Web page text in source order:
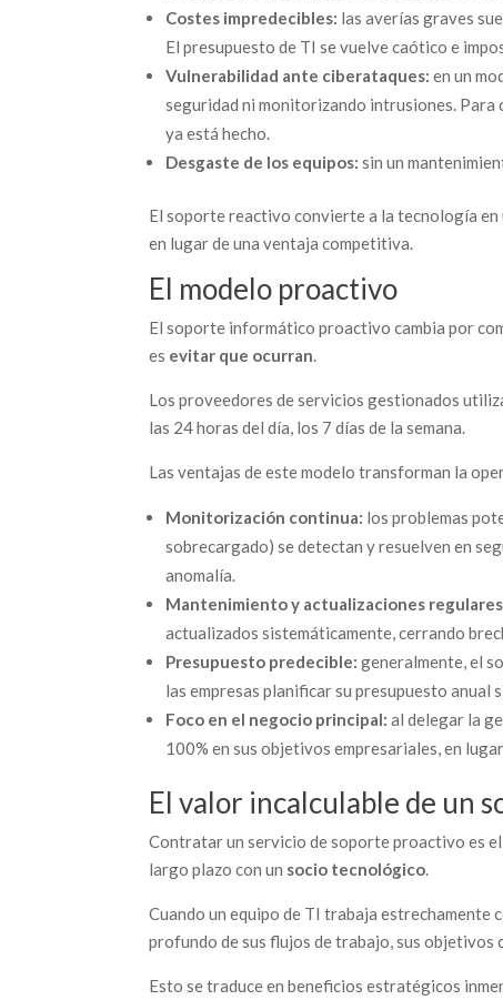
Costes impredecibles: las averías graves
El presupuesto de TI se vuelve caótico e
Vulnerabilidad ante ciberataques: en un
seguridad ni monitorizando intrusiones. Para
ya está hecho.
Desgaste de los equipos: sin un
El soporte reactivo convierte a la tecnología en
en lugar de una ventaja competitiva.
El modelo proactivo
El soporte informático proactivo cambia por
es evitar que ocurran.
Los proveedores de servicios gestionados
las 24 horas del día, los 7 días de la semana.
Las ventajas de este modelo transforman la
Monitorización continua: los problemas
sobrecargado) se detectan y resuelven en
anomalía.
Mantenimiento y actualizaciones
actualizados sistemáticamente, cerrando
Presupuesto predecible: generalmente, el
las empresas planificar su presupuesto
Foco en el negocio principal: al delegar la
100% en sus objetivos empresariales, en
El valor incalculable de un
Contratar un servicio de soporte proactivo es
largo plazo con un socio tecnológico.
Cuando un equipo de TI trabaja estrechamente
profundo de sus flujos de trabajo, sus
Esto se traduce en beneficios estratégicos